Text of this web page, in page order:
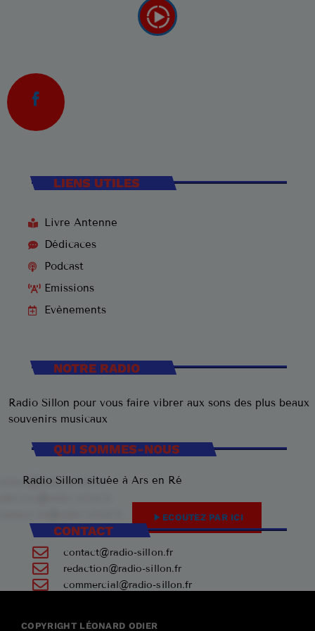
LIENS UTILES
Livre Antenne
Dédicaces
Podcast
Emissions
Evènements
NOTRE RADIO
Radio Sillon pour vous faire vibrer aux sons des plus beaux
souvenirs musicaux
play_arrow ECOUTEZ PAR ICI
QUI SOMMES-NOUS
Radio Sillon située à Ars en Ré
CONTACT
+33 7 45 23 74 84
contact@radio-sillon.fr
redaction@radio-sillon.fr
commercial@radio-sillon.fr
COPYRIGHT LÉONARD ODIER